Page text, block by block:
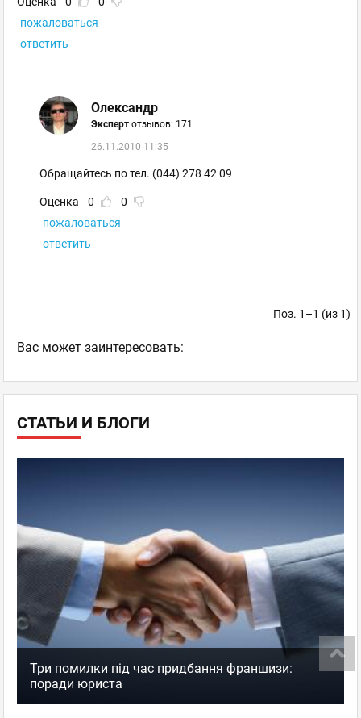
СТАТЬИ И БЛОГИ
Три помилки під час придбання франшизи:
поради юриста
пожаловаться
ответить
Олександр
Эксперт отзывов: 171
26.11.2010 11:35
Обращайтесь по тел. (044) 278 42 09
Оценка 0
0
пожаловаться
ответить
Поз. 1–1 (из 1)
Ваc может заинтересовать: